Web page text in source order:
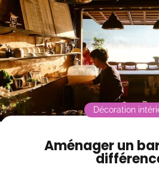
Contact
Mode sombre
Aménager un
Décoration